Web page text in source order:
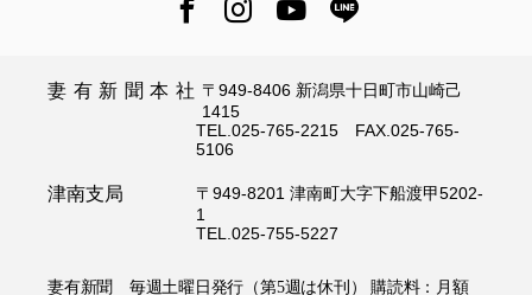
妻有新聞本社 〒949-8406 新潟県十日町市山崎己
1415
TEL.025-765-2215 FAX.025-765-
5106
津南支局
〒949-8201 津南町大字下船渡甲5202-
1
TEL.025-755-5227
妻有新聞 毎週土曜日発行（第5週は休刊） 購読料：月額